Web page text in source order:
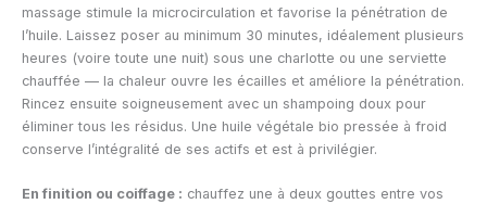
massage stimule la microcirculation et favorise la pénétration de
l’huile. Laissez poser au minimum 30 minutes, idéalement plusieurs
heures (voire toute une nuit) sous une charlotte ou une serviette
chauffée — la chaleur ouvre les écailles et améliore la pénétration.
Rincez ensuite soigneusement avec un shampoing doux pour
éliminer tous les résidus. Une huile végétale bio pressée à froid
conserve l’intégralité de ses actifs et est à privilégier.
En finition ou coiffage : chauffez une à deux gouttes entre vos